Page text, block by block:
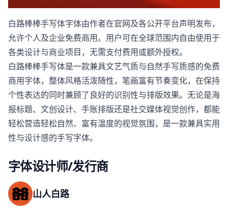
白路棒棒手写体字体由作者在官网及各公开平台声明发布，
允许个人及企业免费商用。用户可在全球范围内自由使用于
各类设计与商业项目，无需支付费用或额外授权。
白路棒棒手写体是一款兼具文艺气质与自然手写质感的免费
商用字体，整体风格活泼随性，笔画富有节奏变化，在保持
个性表达的同时兼顾了良好的识别性与排版效果。无论是海
报标题、文创设计、手账排版还是社交媒体视觉创作，都能
轻松营造轻松自然、富有温度的视觉氛围，是一款兼具实用
性与设计感的手写字体。
字体设计师/发行商
山人白路